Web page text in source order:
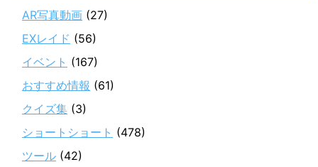
AR写真動画 (27)
EXレイド (56)
イベント (167)
おすすめ情報 (61)
クイズ集 (3)
ショートショート (478)
ツール (42)